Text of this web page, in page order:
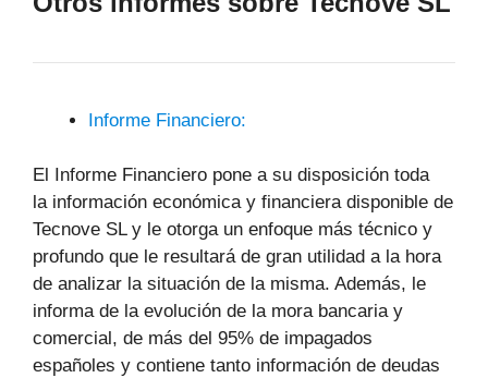
Informe Financiero:
El Informe Financiero pone a su disposición toda
la información económica y financiera disponible de
Tecnove SL y le otorga un enfoque más técnico y
profundo que le resultará de gran utilidad a la hora
de analizar la situación de la misma. Además, le
informa de la evolución de la mora bancaria y
comercial, de más del 95% de impagados
españoles y contiene tanto información de deudas